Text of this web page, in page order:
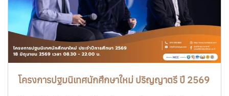
โครงการปฐมนิเทศนักศึกษาใหม่ ปริญญาตรี ปี 2569